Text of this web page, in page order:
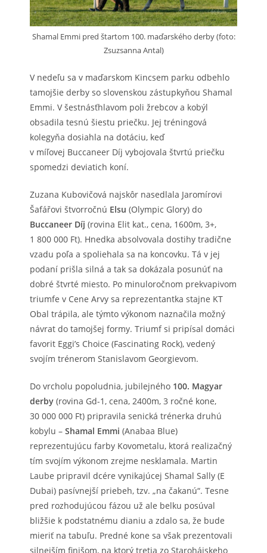
Shamal Emmi pred štartom 100. maďarského derby (foto:
Zsuzsanna Antal)
V nedeľu sa v maďarskom Kincsem parku odbehlo
tamojšie derby so slovenskou zástupkyňou Shamal
Emmi. V šestnásťhlavom poli žrebcov a kobýl
obsadila tesnú šiestu priečku. Jej tréningová
kolegyňa dosiahla na dotáciu, keď
v míľovej Buccaneer Díj vybojovala štvrtú priečku
spomedzi deviatich koní.
Zuzana Kubovičová najskôr nasedlala Jaromírovi
Šafářovi štvorročnú Elsu (Olympic Glory) do
Buccaneer Díj (rovina Elit kat., cena, 1600m, 3+,
1 800 000 Ft). Hnedka absolvovala dostihy tradične
vzadu poľa a spoliehala sa na koncovku. Tá v jej
podaní prišla silná a tak sa dokázala posunúť na
dobré štvrté miesto. Po minuloročnom prekvapivom
triumfe v Cene Arvy sa reprezentantka stajne KT
Obal trápila, ale týmto výkonom naznačila možný
návrat do tamojšej formy. Triumf si pripísal domáci
favorit Eggi’s Choice (Fascinating Rock), vedený
svojím trénerom Stanislavom Georgievom.
Do vrcholu popoludnia, jubilejného 100. Magyar
derby (rovina Gd-1, cena, 2400m, 3 ročné kone,
30 000 000 Ft) pripravila senická trénerka druhú
kobylu – Shamal Emmi (Anabaa Blue)
reprezentujúcu farby Kovometalu, ktorá realizačný
tím svojím výkonom zrejme nesklamala. Martin
Laube pripravil dcére vynikajúcej Shamal Sally (E
Dubai) pasívnejší priebeh, tzv. „na čakanú“. Tesne
pred rozhodujúcou fázou už ale belku posúval
bližšie k podstatnému dianiu a zdalo sa, že bude
mieriť na tabuľu. Predné kone sa však prezentovali
silnejším finišom, na ktorý tretia zo Starohájskeho